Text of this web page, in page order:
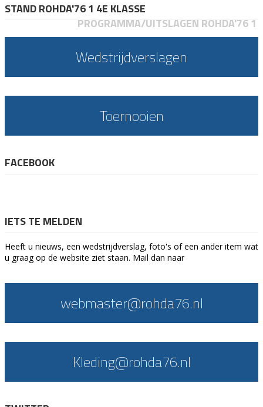
STAND ROHDA'76 1 4E KLASSE
PROGRAMMA/UITSLAGEN ROHDA'76 1
Wedstrijdverslagen
Toernooien
FACEBOOK
IETS TE MELDEN
Heeft u nieuws, een wedstrijdverslag, foto's of een ander item wat
u graag op de website ziet staan. Mail dan naar
webmaster@rohda76.nl
Kleding@rohda76.nl